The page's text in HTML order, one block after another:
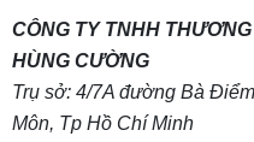
CÔNG TY TNHH
HÙNG CƯỜNG
Trụ sở: 4/7A đường Bà
Môn, Tp Hồ Chí Minh